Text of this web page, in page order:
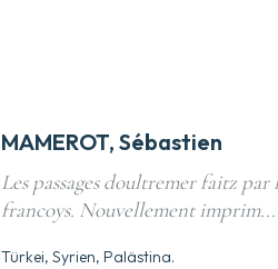
MAMEROT, Sébastien
Les passages doultremer faitz par
francoys. Nouvellement imprim...
Türkei, Syrien, Palästina.